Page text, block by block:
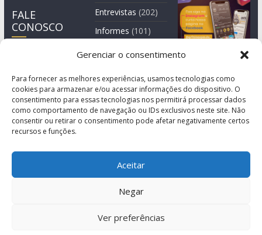
Gerenciar o consentimento
Para fornecer as melhores experiências, usamos tecnologias como
cookies para armazenar e/ou acessar informações do dispositivo. O
consentimento para essas tecnologias nos permitirá processar dados
como comportamento de navegação ou IDs exclusivos neste site. Não
consentir ou retirar o consentimento pode afetar negativamente certos
recursos e funções.
Aceitar
Negar
Ver preferências
FALE
CONOSCO
Entrevistas (202)
Informes (101)
Manchete
© Copyright 2011-2026
Agência de Comunicação Grita São Paulo